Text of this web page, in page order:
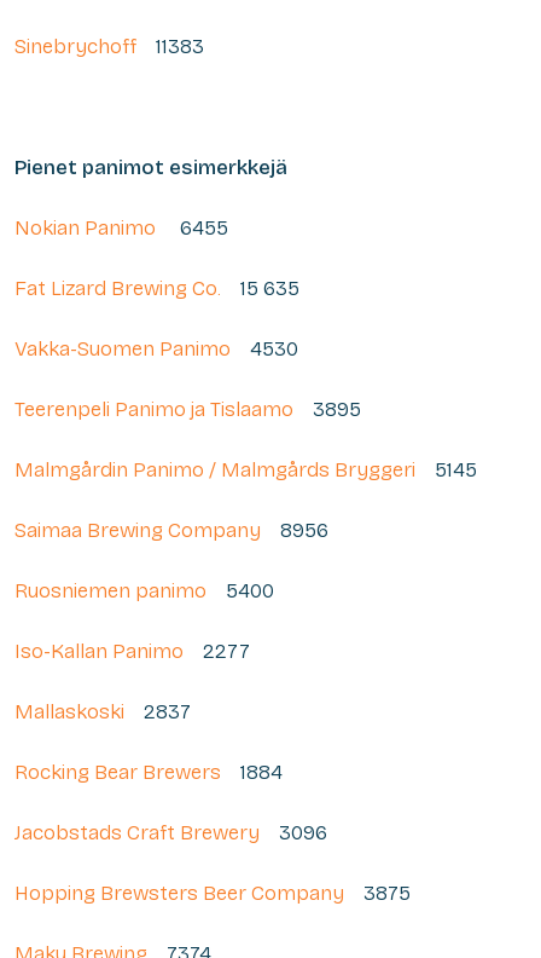
Sinebrychoff 11383
Pienet panimot esimerkkejä
Nokian Panimo 6455
Fat Lizard Brewing Co. 15 635
Vakka-Suomen Panimo 4530
Teerenpeli Panimo ja Tislaamo 3895
Malmgårdin Panimo / Malmgårds Bryggeri 5145
Saimaa Brewing Company 8956
Ruosniemen panimo 5400
Iso-Kallan Panimo 2277
Mallaskoski 2837
Rocking Bear Brewers 1884
Jacobstads Craft Brewery 3096
Hopping Brewsters Beer Company 3875